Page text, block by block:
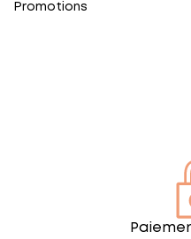
Promotions